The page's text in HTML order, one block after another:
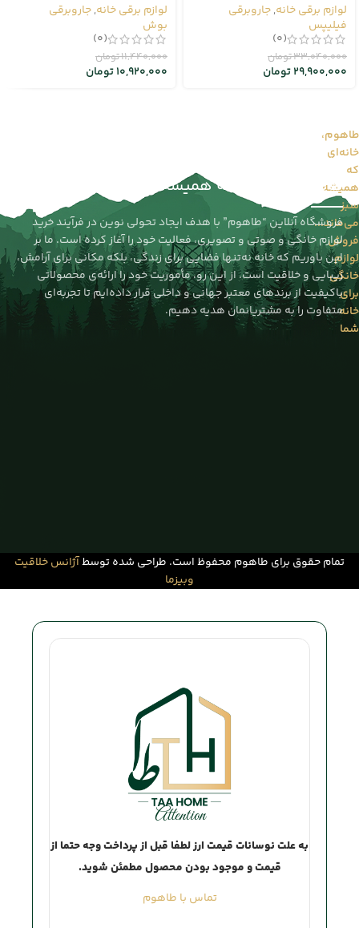
لوازم برقی خانه,جاروبرقی
فیلیپس
(0)
33,040,000تومان
29,900,000تومان
لوازم برقی خانه,جاروبرقی
بوش
(0)
11,440,000تومان
10,920,000تومان
طاهوم،
خانه‌ای
که
همیشه
سبز
می‌ماند...
فروش
لوازم
خانگی
برای
خانه
شما
طاهوم را بیشتر بشناسید...
طاهوم | خانه‌ای که همیشه سبز می‌ماند
فروشگاه آنلاین “طاهوم” با هدف ایجاد تحولی نوین در فرآیند خرید
لوازم خانگی و صوتی و تصویری، فعالیت خود را آغاز کرده است. ما بر
این باوریم که خانه نه‌تنها فضایی برای زندگی، بلکه مکانی برای آرامش،
زیبایی و خلاقیت است. از این رو، مأموریت خود را ارائه‌ی محصولاتی
باکیفیت از برندهای معتبر جهانی و داخلی قرار داده‌ایم تا تجربه‌ای
متفاوت را به مشتریانمان هدیه دهیم.
تمام حقوق برای طاهوم محفوظ است. طراحی شده توسطآژانس خلاقیت
وبیزما
Attention
به علت نوسانات قیمت ارز لطفا قبل از پرداخت وجه حتما از
قیمت و موجود بودن محصول مطمئن شوید.
تماس با طاهوم